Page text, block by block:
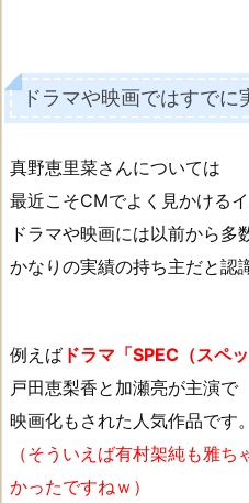
ドラマや映画ではすでに
真野恵里菜さんについては
最近こそCMでよく見かけるイ
ドラマや映画には以前から多
かなりの実績の持ち主だと認
例えば ドラマ「SPEC（スペッ
戸田恵梨香と加瀬亮が主演で
映画化もされた人気作品です。
（そういえば有村架純も雅
かったですねｗ）